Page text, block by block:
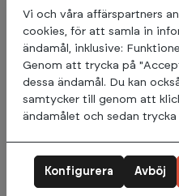
dedikerad plats för förvaring
organiserad träningsplats
lättillgänglig när den behövs.
Träningspartner Pro U-Shape
konstruerad för att vara
lämplig för användning även i
till att hålla träningsområdet
Vi och våra affärspartners
cookies, för att samla in
ändamål, inklusive:
Genom att trycka på
dessa ändamål. Du kan
samtycker till genom att
ändamålet och sedan trycka
Avböj
Konfigurera